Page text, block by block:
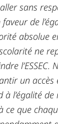
sans
de
absolue
ne
un accès
à l’égalité de
ce que